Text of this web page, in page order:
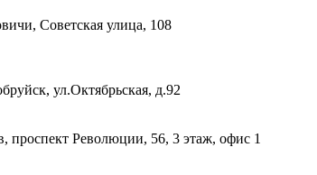
Советская улица, 108
ул.Октябрьская, д.92
проспект Революции, 56, 3 этаж, офис 1